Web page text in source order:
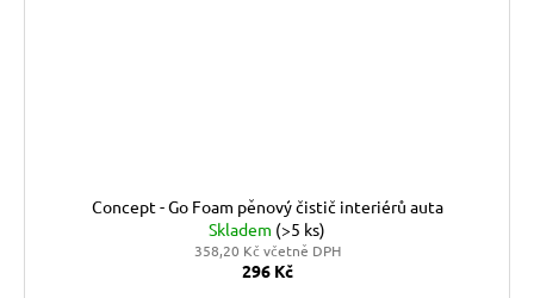
Concept - Go Foam pěnový čistič interiérů auta
Skladem (>5 ks)
358,20 Kč včetně DPH
296 Kč